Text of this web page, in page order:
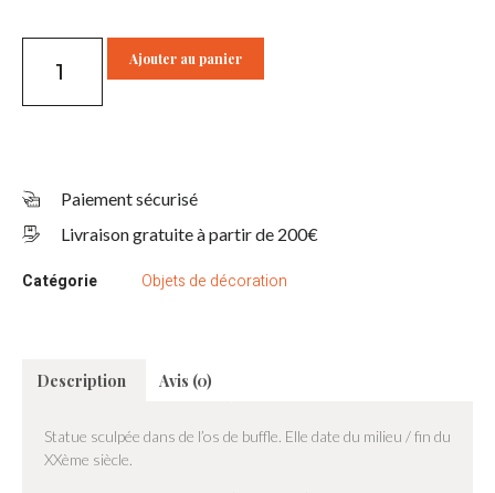
Ajouter au panier
Paiement sécurisé
Livraison gratuite à partir de 200€
Catégorie Objets de décoration
Description Avis (0)
Statue sculpée dans de l’os de buffle. Elle date du milieu / fin du
XXème siècle.